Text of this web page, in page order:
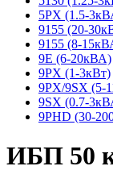
5PX (1.5-
9155 (20-
9155 (8-
9E (6-20кВА)
9PX (1-3кВт)
9PX/9SX (5-
9SX (0.7-
9PHD (30-
ИБП 50